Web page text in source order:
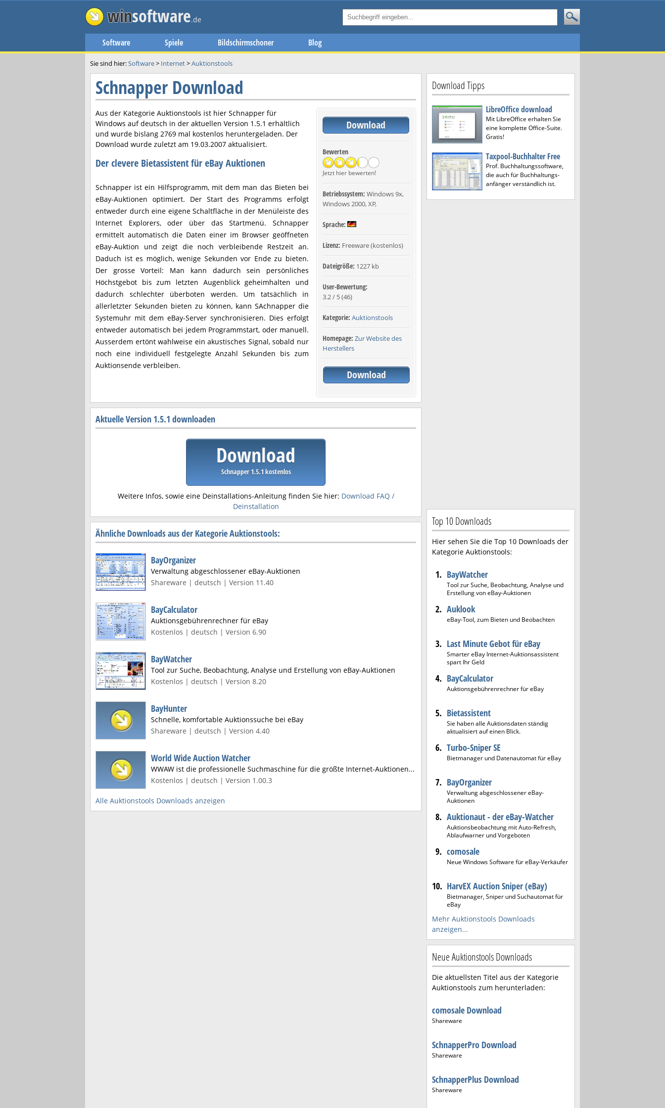
winsoftware.de
Software Spiele Bildschirmschoner Blog
Sie sind hier:Software> Internet>Auktionstools
Schnapper Download
Aus der Kategorie Auktionstools ist hier Schnapper für
Windows auf deutsch in der aktuellen Version 1.5.1 erhältlich
und wurde bislang 2769 mal kostenlos heruntergeladen. Der
Download wurde zuletzt am 19.03.2007 aktualisiert.
Download
Bewerten
Jetzt hier bewerten!
Betriebssystem: Windows 9x,
Windows 2000, XP,
Sprache:
Lizenz: Freeware (kostenlos)
Dateigröße: 1227 kb
User-Bewertung:
3.2/ 5(46)
Kategorie: Auktionstools
Homepage: Zur Website des
Herstellers
Download
Der clevere Bietassistent für eBay Auktionen
Schnapper ist ein Hilfsprogramm, mit dem man das Bieten bei
eBay-Auktionen optimiert. Der Start des Programms erfolgt
entweder durch eine eigene Schaltfläche in der Menüleiste des
Internet Explorers, oder über das Startmenü. Schnapper
ermittelt automatisch die Daten einer im Browser geöffneten
eBay-Auktion und zeigt die noch verbleibende Restzeit an.
Daduch ist es möglich, wenige Sekunden vor Ende zu bieten.
Der grosse Vorteil: Man kann dadurch sein persönliches
Höchstgebot bis zum letzten Augenblick geheimhalten und
dadurch schlechter überboten werden. Um tatsächlich in
allerletzter Sekunden bieten zu können, kann SAchnapper die
Systemuhr mit dem eBay-Server synchronisieren. Dies erfolgt
entweder automatisch bei jedem Programmstart, oder manuell.
Ausserdem ertönt wahlweise ein akustisches Signal, sobald nur
noch eine individuell festgelegte Anzahl Sekunden bis zum
Auktionsende verbleiben.
Aktuelle Version 1.5.1 downloaden
Download
Schnapper 1.5.1 kostenlos
Weitere Infos, sowie eine Deinstallations-Anleitung finden Sie hier: Download FAQ /
Deinstallation
Ähnliche Downloads aus der Kategorie Auktionstools:
BayOrganizer
Verwaltung abgeschlossener eBay-Auktionen
Shareware | deutsch | Version 11.40
BayCalculator
Auktionsgebührenrechner für eBay
Kostenlos | deutsch | Version 6.90
BayWatcher
Tool zur Suche, Beobachtung, Analyse und Erstellung von eBay-Auktionen
Kostenlos | deutsch | Version 8.20
BayHunter
Schnelle, komfortable Auktionssuche bei eBay
Shareware | deutsch | Version 4.40
World Wide Auction Watcher
WWAW ist die professionelle Suchmaschine für die größte Internet-Auktionen...
Kostenlos | deutsch | Version 1.00.3
Alle Auktionstools Downloads anzeigen
Download Tipps
LibreOffice download
Mit LibreOffice erhalten Sie
eine komplette Office-Suite.
Gratis!
Taxpool-Buchhalter Free
Prof. Buchhaltungssoftware,
die auch für Buchhaltungs-
anfänger verständlich ist.
Top 10 Downloads
Hier sehen Sie die Top 10 Downloads der
Kategorie Auktionstools:
1. BayWatcher
Tool zur Suche, Beobachtung, Analyse und
Erstellung von eBay-Auktionen
2. Auklook
eBay-Tool, zum Bieten und Beobachten
3. Last Minute Gebot für eBay
Smarter eBay Internet-Auktionsassistent
spart Ihr Geld
4. BayCalculator
Auktionsgebührenrechner für eBay
5. Bietassistent
Sie haben alle Auktionsdaten ständig
aktualisiert auf einen Blick.
6. Turbo-Sniper SE
Bietmanager und Datenautomat für eBay
7. BayOrganizer
Verwaltung abgeschlossener eBay-
Auktionen
8. Auktionaut - der eBay-Watcher
Auktionsbeobachtung mit Auto-Refresh,
Ablaufwarner und Vorgeboten
9. comosale
Neue Windows Software für eBay-Verkäufer
10. HarvEX Auction Sniper (eBay)
Bietmanager, Sniper und Suchautomat für
eBay
Mehr Auktionstools Downloads
anzeigen...
Neue Auktionstools Downloads
Die aktuellsten Titel aus der Kategorie
Auktionstools zum herunterladen:
comosale Download
Shareware
SchnapperPro Download
Shareware
SchnapperPlus Download
Shareware